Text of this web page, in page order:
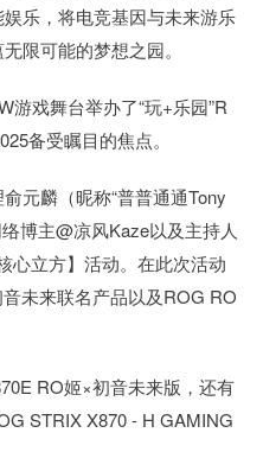
乐，将电竞基因与未来游乐
限可能的梦想之园。
游戏舞台举办了“玩+乐园”R
备受瞩目的焦点。
元麟（昵称“普普通通Tony
博主@凉风Kaze以及主持人
心立方】活动。在此次活动
未来联名产品以及ROG RO
RO姬×初音未来版，还有
STRIX X870 - H GAMING